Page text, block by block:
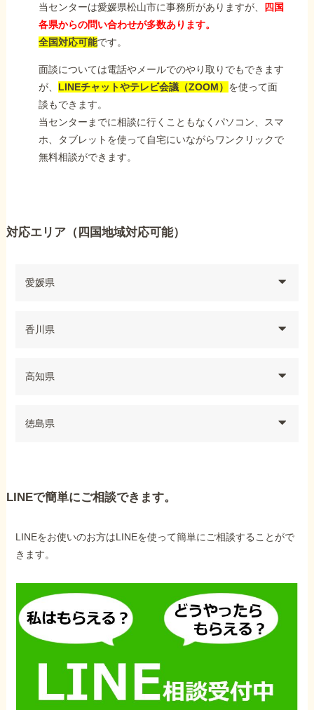
当センターは愛媛県松山市に事務所がありますが、
四国
各県からの問い合わせが多数あります。
全国対応可能です。
面談については電話やメールでのやり取りでもできます
が、 LINEチャットやテレビ会議（ZOOM） を使って面
談もできます。
当センターまでに相談に行くこともなくパソコン、スマ
ホ、タブレットを使って自宅にいながらワンクリックで
無料相談ができます。
対応エリア（四国地域対応可能）
愛媛県
香川県
高知県
徳島県
LINEで簡単にご相談できます。
LINEをお使いのお方はLINEを使って簡単にご相談することがで
きます。